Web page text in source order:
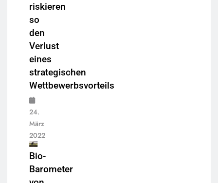
riskieren
so
den
Verlust
eines
strategischen
Wettbewerbsvorteils
24.
März
2022
Bio-
Barometer